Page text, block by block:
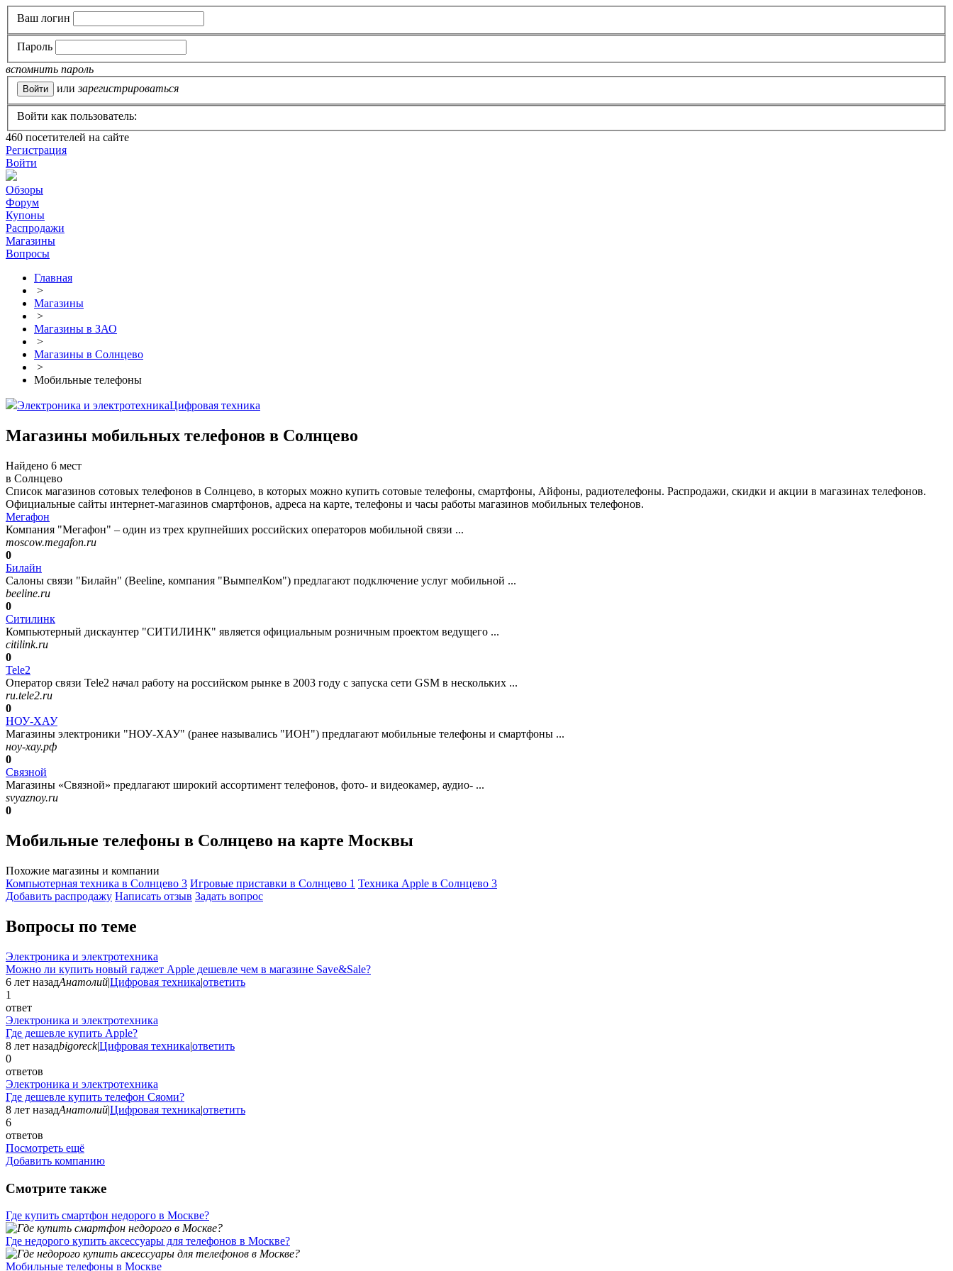
Ваш логин
Пароль
вспомнить пароль
или зарегистрироваться
Войти как пользователь:
460 посетителей на сайте
Регистрация
Войти
Обзоры
Форум
Купоны
Распродажи
Магазины
Вопросы
Главная
>
Магазины
>
Магазины в ЗАО
>
Магазины в Солнцево
>
Мобильные телефоны
Электроника и электротехникаЦифровая техника
Магазины мобильных телефонов в Солнцево
Найдено 6 мест
в Солнцево
Список магазинов сотовых телефонов в Солнцево, в которых можно купить сотовые телефоны, смартфоны, Айфоны, радиотелефоны. Распродажи, скидки и акции в магазинах телефонов.
Официальные сайты интернет-магазинов смартфонов, адреса на карте, телефоны и часы работы магазинов мобильных телефонов.
Мегафон
Компания "Мегафон" – один из трех крупнейших российских операторов мобильной связи ...
moscow.megafon.ru
0
Билайн
Салоны связи "Билайн" (Beeline, компания "ВымпелКом") предлагают подключение услуг мобильной ...
beeline.ru
0
Ситилинк
Компьютерный дискаунтер "СИТИЛИНК" является официальным розничным проектом ведущего ...
citilink.ru
0
Tele2
Оператор связи Tele2 начал работу на российском рынке в 2003 году с запуска сети GSM в нескольких ...
ru.tele2.ru
0
НОУ-ХАУ
Магазины электроники "НОУ-ХАУ" (ранее назывались "ИОН") предлагают мобильные телефоны и смартфоны ...
ноу-хау.рф
0
Связной
Магазины «Связной» предлагают широкий ассортимент телефонов, фото- и видеокамер, аудио- ...
svyaznoy.ru
0
Мобильные телефоны в Солнцево на карте Москвы
Похожие магазины и компании
Компьютерная техника в Солнцево 3 Игровые приставки в Солнцево 1 Техника Apple в Солнцево 3
Добавить раcпродажу Написать отзыв Задать вопрос
Вопросы по теме
Электроника и электротехника
Можно ли купить новый гаджет Apple дешевле чем в магазине Save&Sale?
6 лет назадАнатолий|Цифровая техника|ответить
1
ответ
Электроника и электротехника
Где дешевле купить Apple?
8 лет назадbigoreck|Цифровая техника|ответить
0
ответов
Электроника и электротехника
Где дешевле купить телефон Сяоми?
8 лет назадАнатолий|Цифровая техника|ответить
6
ответов
Посмотреть ещё
Добавить компанию
Смотрите также
Где купить смартфон недорого в Москве?
Где недорого купить аксессуары для телефонов в Москве?
Мобильные телефоны в Москве